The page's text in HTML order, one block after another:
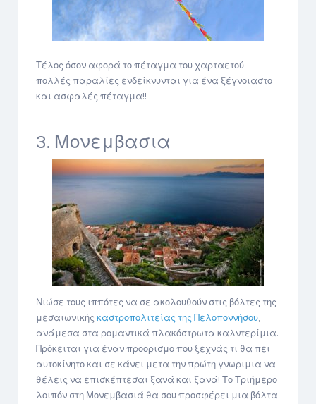
Τέλος όσον αφορά το πέταγμα του χαρταετού
πολλές παραλίες ενδείκνυνται για ένα ξέγνοιαστο
και ασφαλές πέταγμα!!
3. Μονεμβασια
Νιώσε τους ιππότες να σε ακολουθούν στις βόλτες της
μεσαιωνικής καστροπολιτείας της Πελοποννήσου,
ανάμεσα στα ρομαντικά πλακόστρωτα καλντερίμια.
Πρόκειται για έναν προορισμο που ξεχνάς τι θα πει
αυτοκίνητο και σε κάνει μετα την πρώτη γνωριμια να
θέλεις να επισκέπτεσαι ξανά και ξανά! Το Τριήμερο
λοιπόν στη Μονεμβασιά θα σου προσφέρει μια βόλτα